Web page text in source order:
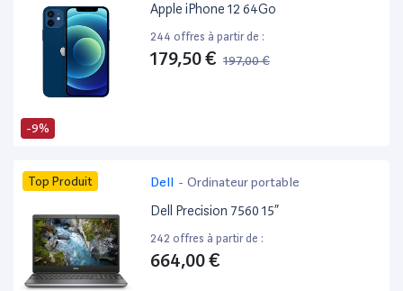
-9%
Apple iPhone 12 64Go
244 offres à partir de :
179,50 € 197,00 €
Top Produit Dell - Ordinateur portable
Dell Precision 7560 15”
242 offres à partir de :
664,00 €